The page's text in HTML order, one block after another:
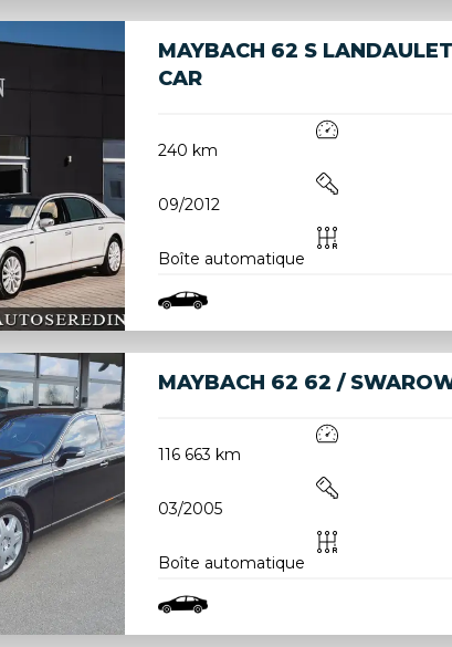
MAYBACH 62 S
CAR
240 km
09/2012
Boîte automatique
MAYBACH 62 62 /
116 663 km
03/2005
Boîte automatique